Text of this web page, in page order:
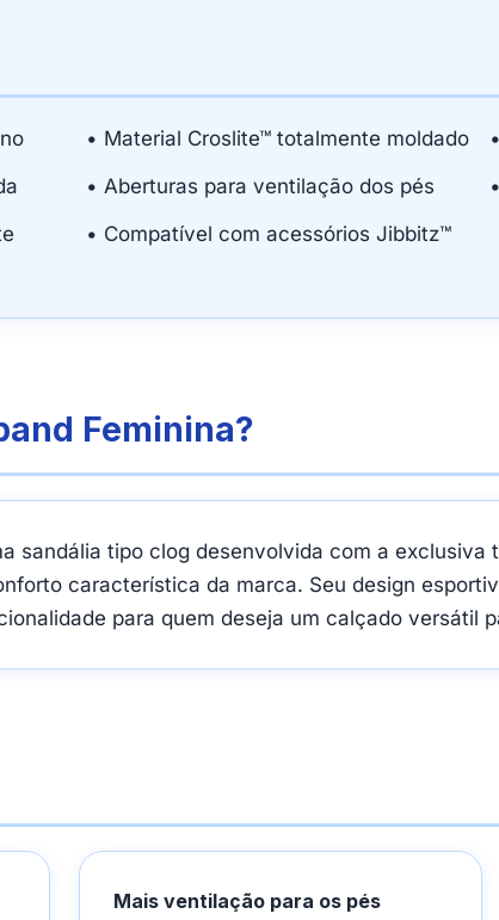
• Material Croslite™ totalmente moldado
• Aberturas para ventilação dos pés
• Compatível com acessórios Jibbitz™
Feminina?
sandália tipo clog desenvolvida com a exclusiva
característica da marca. Seu design
para quem deseja um calçado versátil
Mais ventilação para os pés